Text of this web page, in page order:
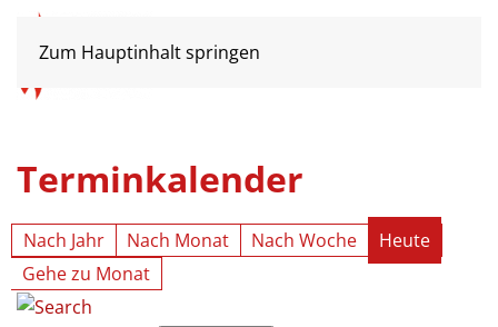
Zum Hauptinhalt springen
Terminkalender
Nach Jahr Nach Monat Nach Woche
Heute
Gehe zu Monat